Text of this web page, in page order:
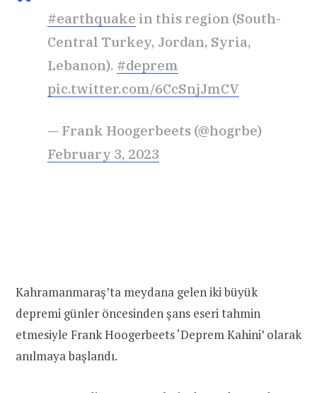
#earthquake in this region (South-
Central Turkey, Jordan, Syria,
Lebanon). #deprem
pic.twitter.com/6CcSnjJmCV
— Frank Hoogerbeets (@hogrbe)
February 3, 2023
Kahramanmaraş’ta meydana gelen iki büyük
depremi günler öncesinden şans eseri tahmin
etmesiyle Frank Hoogerbeets ‘Deprem Kahini’ olarak
anılmaya başlandı.